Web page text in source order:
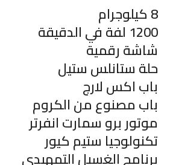
8 كيلوجرام
1200 لفة في الدقيقة
شاشة رقمية
حلة ستانلس ستيل
باب اكس لارج
باب مصنوع من الكروم
موتور برو سمارت انفرتر
تكنولوجيا ستيم كيور
برنامج الغسيل التمهيدي